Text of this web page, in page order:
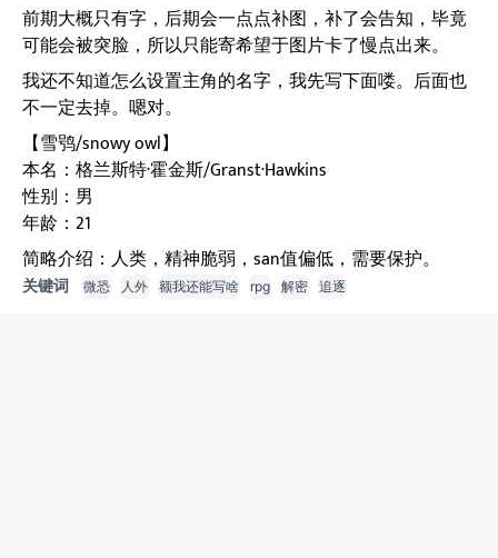
前期大概只有字，后期会一点点补图，补了会告知，毕竟
可能会被突脸，所以只能寄希望于图片卡了慢点出来。
我还不知道怎么设置主角的名字，我先写下面喽。后面也
不一定去掉。嗯对。
【雪鸮/snowy owl】
本名：格兰斯特·霍金斯/Granst·Hawkins
性别：男
年龄：21
简略介绍：人类，精神脆弱，san值偏低，需要保护。
关键词 微恐 人外 额我还能写啥 rpg 解密 追逐